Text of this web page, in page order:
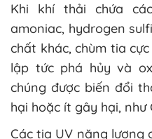
Khi khí thải chứa
amoniac, hydrogen
chất khác, chùm tia
lập tức phá hủy và
chúng được biến đổi
hại hoặc ít gây hại, như
Các tia UV năng lượng